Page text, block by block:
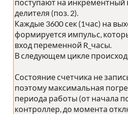
поступают на инкрементный
делителя (поз. 2).
Каждые 3600 сек (1час) на
формируется импульс,
вход переменной R_часы.
В следующем цикле
Состояние счетчика не
поэтому максимальная
периода работы (от начала
контроллер, до момента